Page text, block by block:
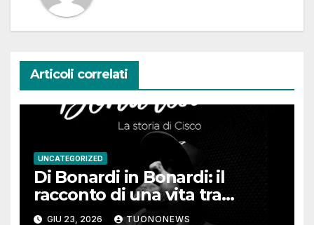
Articoli correlati
UNCATEGORIZED
Di Bonardi in Bonardi: il
racconto di una vita tra
memoria, musica e identità
GIU 23, 2026 TUONONEWS